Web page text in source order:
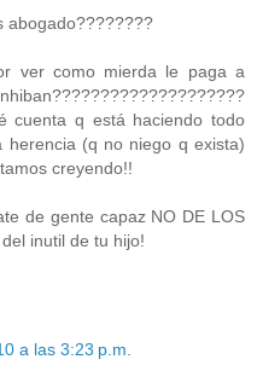
abogado????????
ver como mierda le paga a
q está haciendo todo
herencia (q no niego q exista)
creyendo!!
de gente capaz NO DE LOS
inutil de tu hijo!
a las 3:23 p.m.